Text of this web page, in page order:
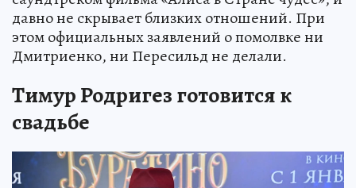
давно не скрывает близких отношений. При
этом официальных заявлений о помолвке ни
Дмитриенко, ни Пересильд не делали.
Тимур Родригез готовится к
свадьбе